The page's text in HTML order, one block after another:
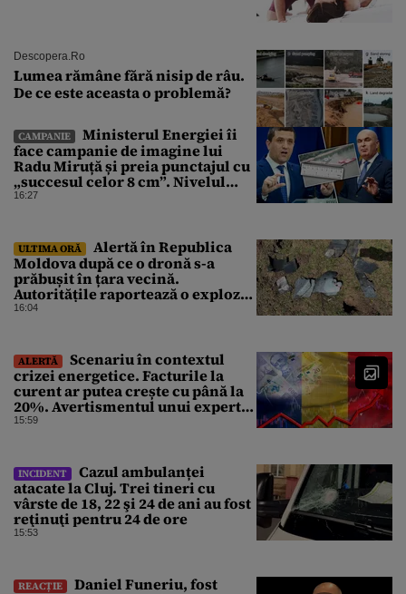
Descopera.ro
Lumea rămâne fără nisip de râu.
De ce este aceasta o problemă?
CAMPANIE
Ministerul Energiei îi
face campanie de imagine lui
Radu Miruță și preia punctajul cu
„succesul celor 8 cm”. Nivelul
Dunării a crescut cu 4 cm
16:27
ULTIMA ORĂ
Alertă în Republica
Moldova după ce o dronă s-a
prăbușit în țara vecină.
Autoritățile raportează o explozie
urmată de incendiu
16:04
ALERTĂ
Scenariu în contextul
crizei energetice. Facturile la
curent ar putea crește cu până la
20%. Avertismentul unui expert
în energie
15:59
INCIDENT
Cazul ambulanței
atacate la Cluj. Trei tineri cu
vârste de 18, 22 şi 24 de ani au fost
reţinuţi pentru 24 de ore
15:53
REACȚIE
Daniel Funeriu, fost